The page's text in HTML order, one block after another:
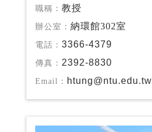
職稱： 教授
辦公室： 納環館302室
電話： 3366-4379
傳真： 2392-8830
Email： htung@ntu.edu.tw